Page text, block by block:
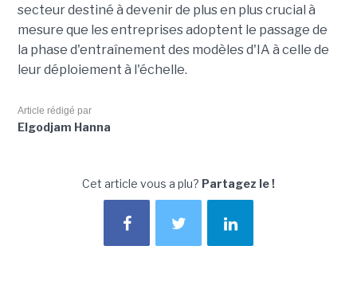
secteur destiné à devenir de plus en plus crucial à
mesure que les entreprises adoptent le passage de
la phase d'entraînement des modèles d'IA à celle de
leur déploiement à l'échelle.
Article rédigé par
Elgodjam Hanna
Cet article vous a plu? Partagez le !